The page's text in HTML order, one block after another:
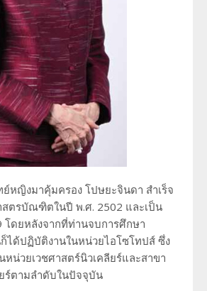
หญิงมาคุ้มครอง โปษยะจินดา สำเร็จ
ตรบัณฑิตในปี พ.ศ. 2502 และเป็น
โดยหลังจากที่ท่านจบการศึกษา
ได้ปฏิบัติงานในหน่วยไอโซโทปส์ ซึ่ง
หน่วยเวชศาสตร์นิวเคลียร์และสาขา
ร์ตามลำดับในปัจจุบัน